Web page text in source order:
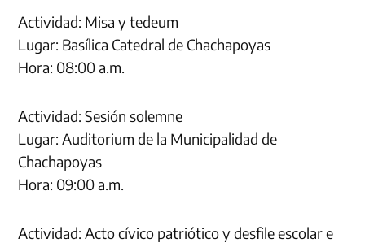
Actividad: Misa y tedeum
Lugar: Basílica Catedral de Chachapoyas
Hora: 08:00 a.m.
Actividad: Sesión solemne
Lugar: Auditorium de la Municipalidad de
Chachapoyas
Hora: 09:00 a.m.
Actividad: Acto cívico patriótico y desfile escolar e